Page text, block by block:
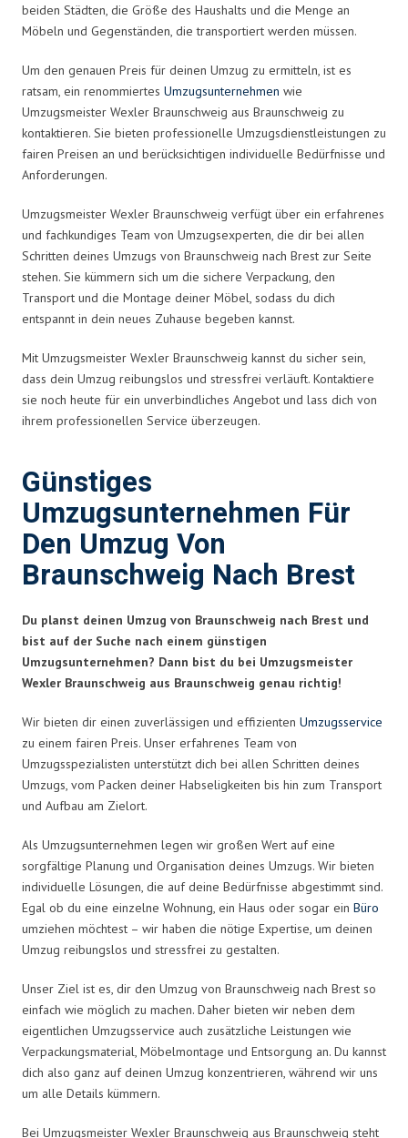
beiden Städten, die Größe des Haushalts und die Menge an
Möbeln und Gegenständen, die transportiert werden müssen.
Um den genauen Preis für deinen Umzug zu ermitteln, ist es
ratsam, ein renommiertes Umzugsunternehmen wie
Umzugsmeister Wexler Braunschweig aus Braunschweig zu
kontaktieren. Sie bieten professionelle Umzugsdienstleistungen zu
fairen Preisen an und berücksichtigen individuelle Bedürfnisse und
Anforderungen.
Umzugsmeister Wexler Braunschweig verfügt über ein erfahrenes
und fachkundiges Team von Umzugsexperten, die dir bei allen
Schritten deines Umzugs von Braunschweig nach Brest zur Seite
stehen. Sie kümmern sich um die sichere Verpackung, den
Transport und die Montage deiner Möbel, sodass du dich
entspannt in dein neues Zuhause begeben kannst.
Mit Umzugsmeister Wexler Braunschweig kannst du sicher sein,
dass dein Umzug reibungslos und stressfrei verläuft. Kontaktiere
sie noch heute für ein unverbindliches Angebot und lass dich von
ihrem professionellen Service überzeugen.
Günstiges
Umzugsunternehmen Für
Den Umzug Von
Braunschweig Nach Brest
Du planst deinen Umzug von Braunschweig nach Brest und
bist auf der Suche nach einem günstigen
Umzugsunternehmen? Dann bist du bei Umzugsmeister
Wexler Braunschweig aus Braunschweig genau richtig!
Wir bieten dir einen zuverlässigen und effizienten Umzugsservice
zu einem fairen Preis. Unser erfahrenes Team von
Umzugsspezialisten unterstützt dich bei allen Schritten deines
Umzugs, vom Packen deiner Habseligkeiten bis hin zum Transport
und Aufbau am Zielort.
Als Umzugsunternehmen legen wir großen Wert auf eine
sorgfältige Planung und Organisation deines Umzugs. Wir bieten
individuelle Lösungen, die auf deine Bedürfnisse abgestimmt sind.
Egal ob du eine einzelne Wohnung, ein Haus oder sogar ein Büro
umziehen möchtest – wir haben die nötige Expertise, um deinen
Umzug reibungslos und stressfrei zu gestalten.
Unser Ziel ist es, dir den Umzug von Braunschweig nach Brest so
einfach wie möglich zu machen. Daher bieten wir neben dem
eigentlichen Umzugsservice auch zusätzliche Leistungen wie
Verpackungsmaterial, Möbelmontage und Entsorgung an. Du kannst
dich also ganz auf deinen Umzug konzentrieren, während wir uns
um alle Details kümmern.
Bei Umzugsmeister Wexler Braunschweig aus Braunschweig steht